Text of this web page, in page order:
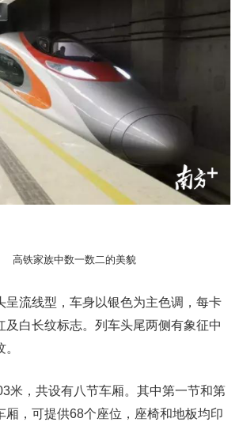
高铁家族中数一数二的美貌
流线型，车身以银色为主色调，每卡
及白长纹标志。列车头尾两侧有象征中
，共设有八节车厢。其中第一节和第
厢，可提供68个座位，座椅和地板均印